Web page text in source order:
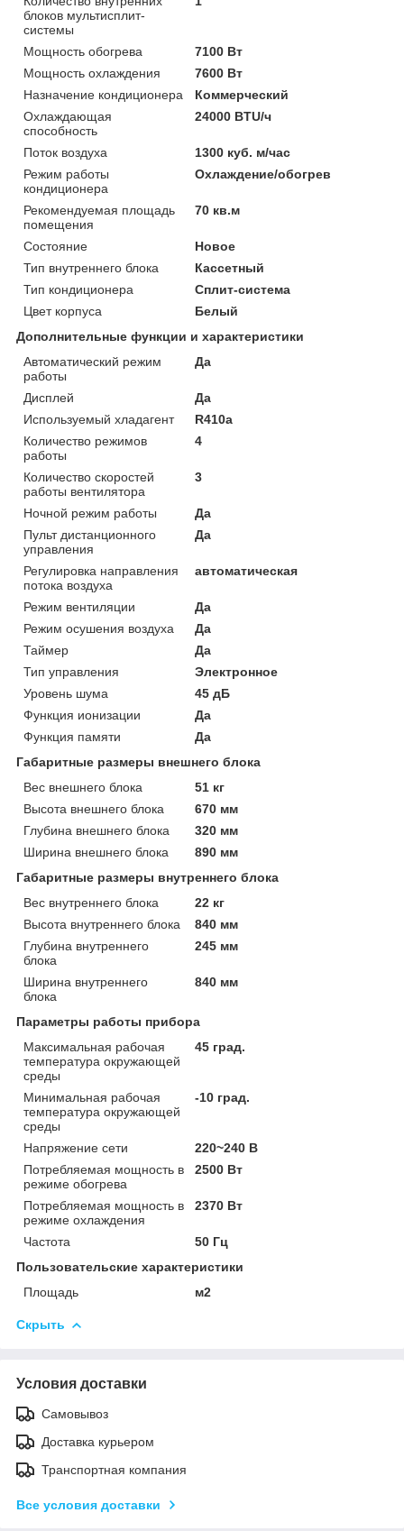
блоков мультисплит-
системы
Мощность обогрева
7100 Вт
Мощность охлаждения
7600 Вт
Назначение кондиционера
Коммерческий
Охлаждающая
способность
24000 BTU/ч
Поток воздуха
1300 куб. м/час
Режим работы
кондиционера
Охлаждение/обогрев
Рекомендуемая площадь
помещения
70 кв.м
Состояние
Новое
Тип внутреннего блока
Кассетный
Тип кондиционера
Сплит-система
Цвет корпуса
Белый
Дополнительные функции и характеристики
Автоматический режим
работы
Да
Дисплей
Да
Используемый хладагент
R410a
Количество режимов
работы
4
Количество скоростей
работы вентилятора
3
Ночной режим работы
Да
Пульт дистанционного
управления
Да
Регулировка направления
потока воздуха
автоматическая
Режим вентиляции
Да
Режим осушения воздуха
Да
Таймер
Да
Тип управления
Электронное
Уровень шума
45 дБ
Функция ионизации
Да
Функция памяти
Да
Габаритные размеры внешнего блока
Вес внешнего блока
51 кг
Высота внешнего блока
670 мм
Глубина внешнего блока
320 мм
Ширина внешнего блока
890 мм
Габаритные размеры внутреннего блока
Вес внутреннего блока
22 кг
Высота внутреннего блока
840 мм
Глубина внутреннего
блока
245 мм
Ширина внутреннего
блока
840 мм
Параметры работы прибора
Максимальная рабочая
температура окружающей
среды
45 град.
Минимальная рабочая
температура окружающей
среды
-10 град.
Напряжение сети
220~240 В
Потребляемая мощность в
режиме обогрева
2500 Вт
Потребляемая мощность в
режиме охлаждения
2370 Вт
Частота
50 Гц
Пользовательские характеристики
Площадь
м2
Скрыть
Условия доставки
Самовывоз
Доставка курьером
Транспортная компания
Все условия доставки